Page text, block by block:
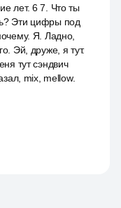
лет. 6 7. Что ты
Эти цифры под
Я. Ладно,
Эй, друже, я тут.
тут сэндвич
mix, mellow.